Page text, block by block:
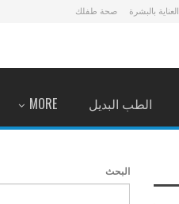
العناية بالبشرة صحة طفلك
الطب البديل MORE
البحث